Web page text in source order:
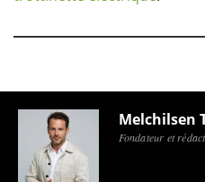
Melchilsen
Fondateur et